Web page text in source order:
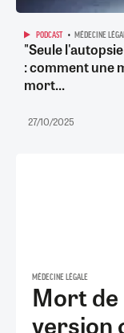
PODCAST MÉDECINE
"Seule
: comment une
mort...
27/10/2025
MÉDECINE LÉGALE
Mort de
version